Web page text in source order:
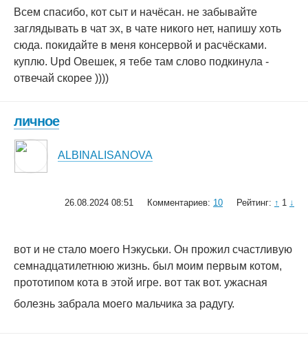
Всем спасибо, кот сыт и начёсан. не забывайте
заглядывать в чат эх, в чате никого нет, напишу хоть
сюда. покидайте в меня консервой и расчёсками.
куплю. Upd Овешек, я тебе там слово подкинула -
отвечай скорее ))))
личное
ALBINALISANOVA
26.08.2024 08:51 Комментариев: 10 Рейтинг: ↑ 1 ↓
вот и не стало моего Нэкуськи. Он прожил счастливую
семнадцатилетнюю жизнь. был моим первым котом,
прототипом кота в этой игре. вот так вот. ужасная
болезнь забрала моего мальчика за радугу.